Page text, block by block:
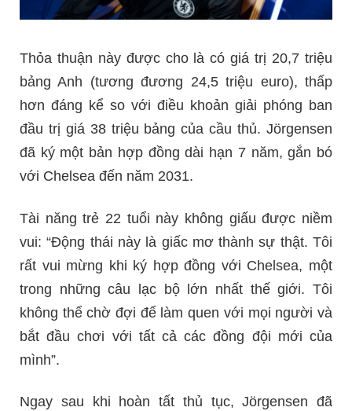
Thỏa thuận này được cho là có giá trị 20,7 triệu
bảng Anh (tương đương 24,5 triệu euro), thấp
hơn đáng kể so với điều khoản giải phóng ban
đầu trị giá 38 triệu bảng của cầu thủ. Jörgensen
đã ký một bản hợp đồng dài hạn 7 năm, gắn bó
với Chelsea đến năm 2031.
Tài năng trẻ 22 tuổi này không giấu được niềm
vui: “Động thái này là giấc mơ thành sự thật. Tôi
rất vui mừng khi ký hợp đồng với Chelsea, một
trong những câu lạc bộ lớn nhất thế giới. Tôi
không thể chờ đợi để làm quen với mọi người và
bắt đầu chơi với tất cả các đồng đội mới của
mình”.
Ngay sau khi hoàn tất thủ tục, Jörgensen đã